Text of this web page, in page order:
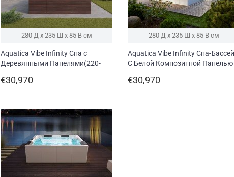
280 Д x 235 Ш x 85 В см
Aquatica Vibe Infinity Спа с
Деревянными Панелями(220-
€30,970
280 Д x 235 Ш x 85 В см
Aquatica Vibe Infinity Спа-
С Белой Композитной Панелью
€30,970